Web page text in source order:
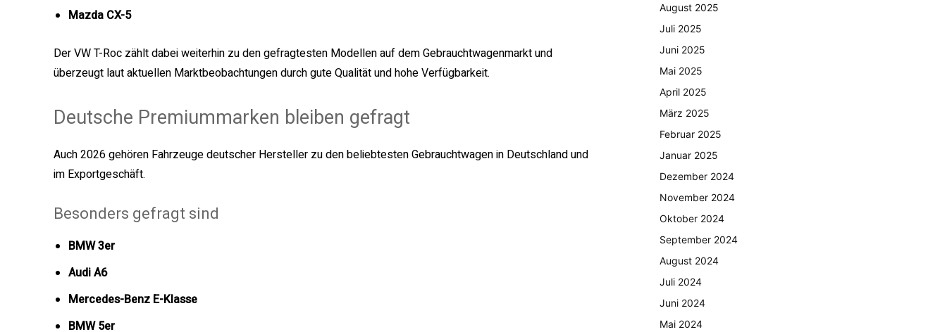
Mazda CX-5
Der VW T-Roc zählt dabei weiterhin zu den gefragtesten Modellen auf dem Gebrauchtwagenmarkt und
überzeugt laut aktuellen Marktbeobachtungen durch gute Qualität und hohe Verfügbarkeit.
Deutsche Premiummarken bleiben gefragt
Auch 2026 gehören Fahrzeuge deutscher Hersteller zu den beliebtesten Gebrauchtwagen in Deutschland und
im Exportgeschäft.
Besonders gefragt sind
BMW 3er
Audi A6
Mercedes-Benz E-Klasse
BMW 5er
August 2025
Juli 2025
Juni 2025
Mai 2025
April 2025
März 2025
Februar 2025
Januar 2025
Dezember 2024
November 2024
Oktober 2024
September 2024
August 2024
Juli 2024
Juni 2024
Mai 2024